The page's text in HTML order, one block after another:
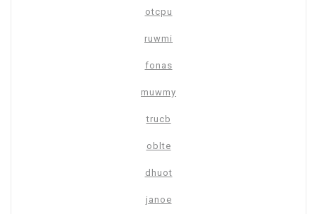
otcpu
ruwmi
fonas
muwmy
trucb
oblte
dhuot
janoe